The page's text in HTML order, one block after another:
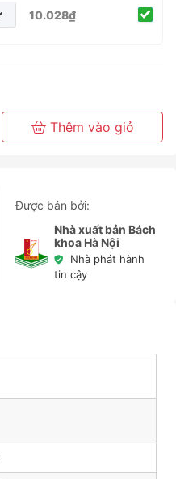
10.028₫
Thêm vào giỏ
Được bán bởi:
Nhà xuất bản Bách
khoa Hà Nội
Nhà phát hành
tin cậy